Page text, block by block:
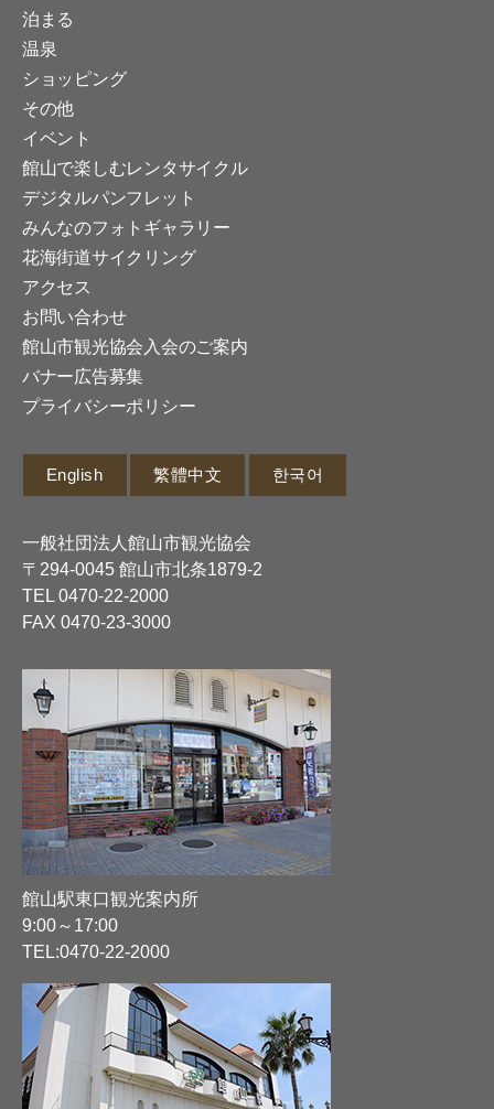
泊まる
温泉
ショッピング
その他
イベント
館山で楽しむレンタサイクル
デジタルパンフレット
みんなのフォトギャラリー
花海街道サイクリング
アクセス
お問い合わせ
館山市観光協会入会のご案内
バナー広告募集
プライバシーポリシー
English 繁體中文 한국어
一般社団法人館山市観光協会
〒294-0045 館山市北条1879-2
TEL 0470-22-2000
FAX 0470-23-3000
館山駅東口観光案内所
9:00～17:00
TEL:0470-22-2000